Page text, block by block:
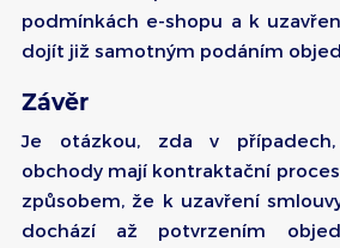
podmínkách e-shopu a k
dojít již samotným podáním
Závěr
Je otázkou, zda v
obchody mají kontraktační
způsobem, že k uzavření
dochází až potvrzením